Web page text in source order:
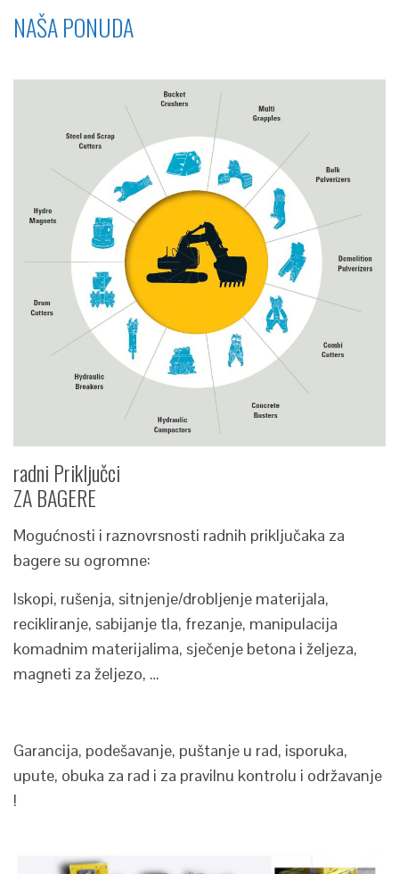
NAŠA PONUDA
radni Priključci
ZA BAGERE
Mogućnosti i raznovrsnosti radnih priključaka za
bagere su ogromne:
Iskopi, rušenja, sitnjenje/drobljenje materijala,
recikliranje, sabijanje tla, frezanje, manipulacija
komadnim materijalima, sječenje betona i željeza,
magneti za željezo, …
Garancija, podešavanje, puštanje u rad, isporuka,
upute, obuka za rad i za pravilnu kontrolu i održavanje
!